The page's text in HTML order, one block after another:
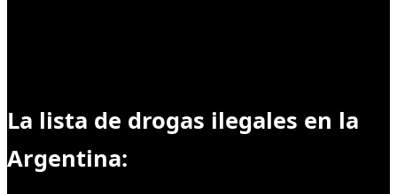
La lista de drogas ilegales en la
Argentina: